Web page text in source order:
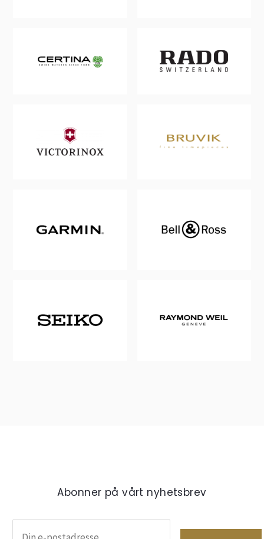
Abonner på vårt nyhetsbrev